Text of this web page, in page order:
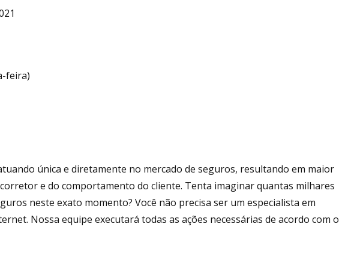
feira)
única e diretamente no mercado de seguros, resultando em maior
e do comportamento do cliente. Tenta imaginar quantas milhares
neste exato momento? Você não precisa ser um especialista em
Nossa equipe executará todas as ações necessárias de acordo com o